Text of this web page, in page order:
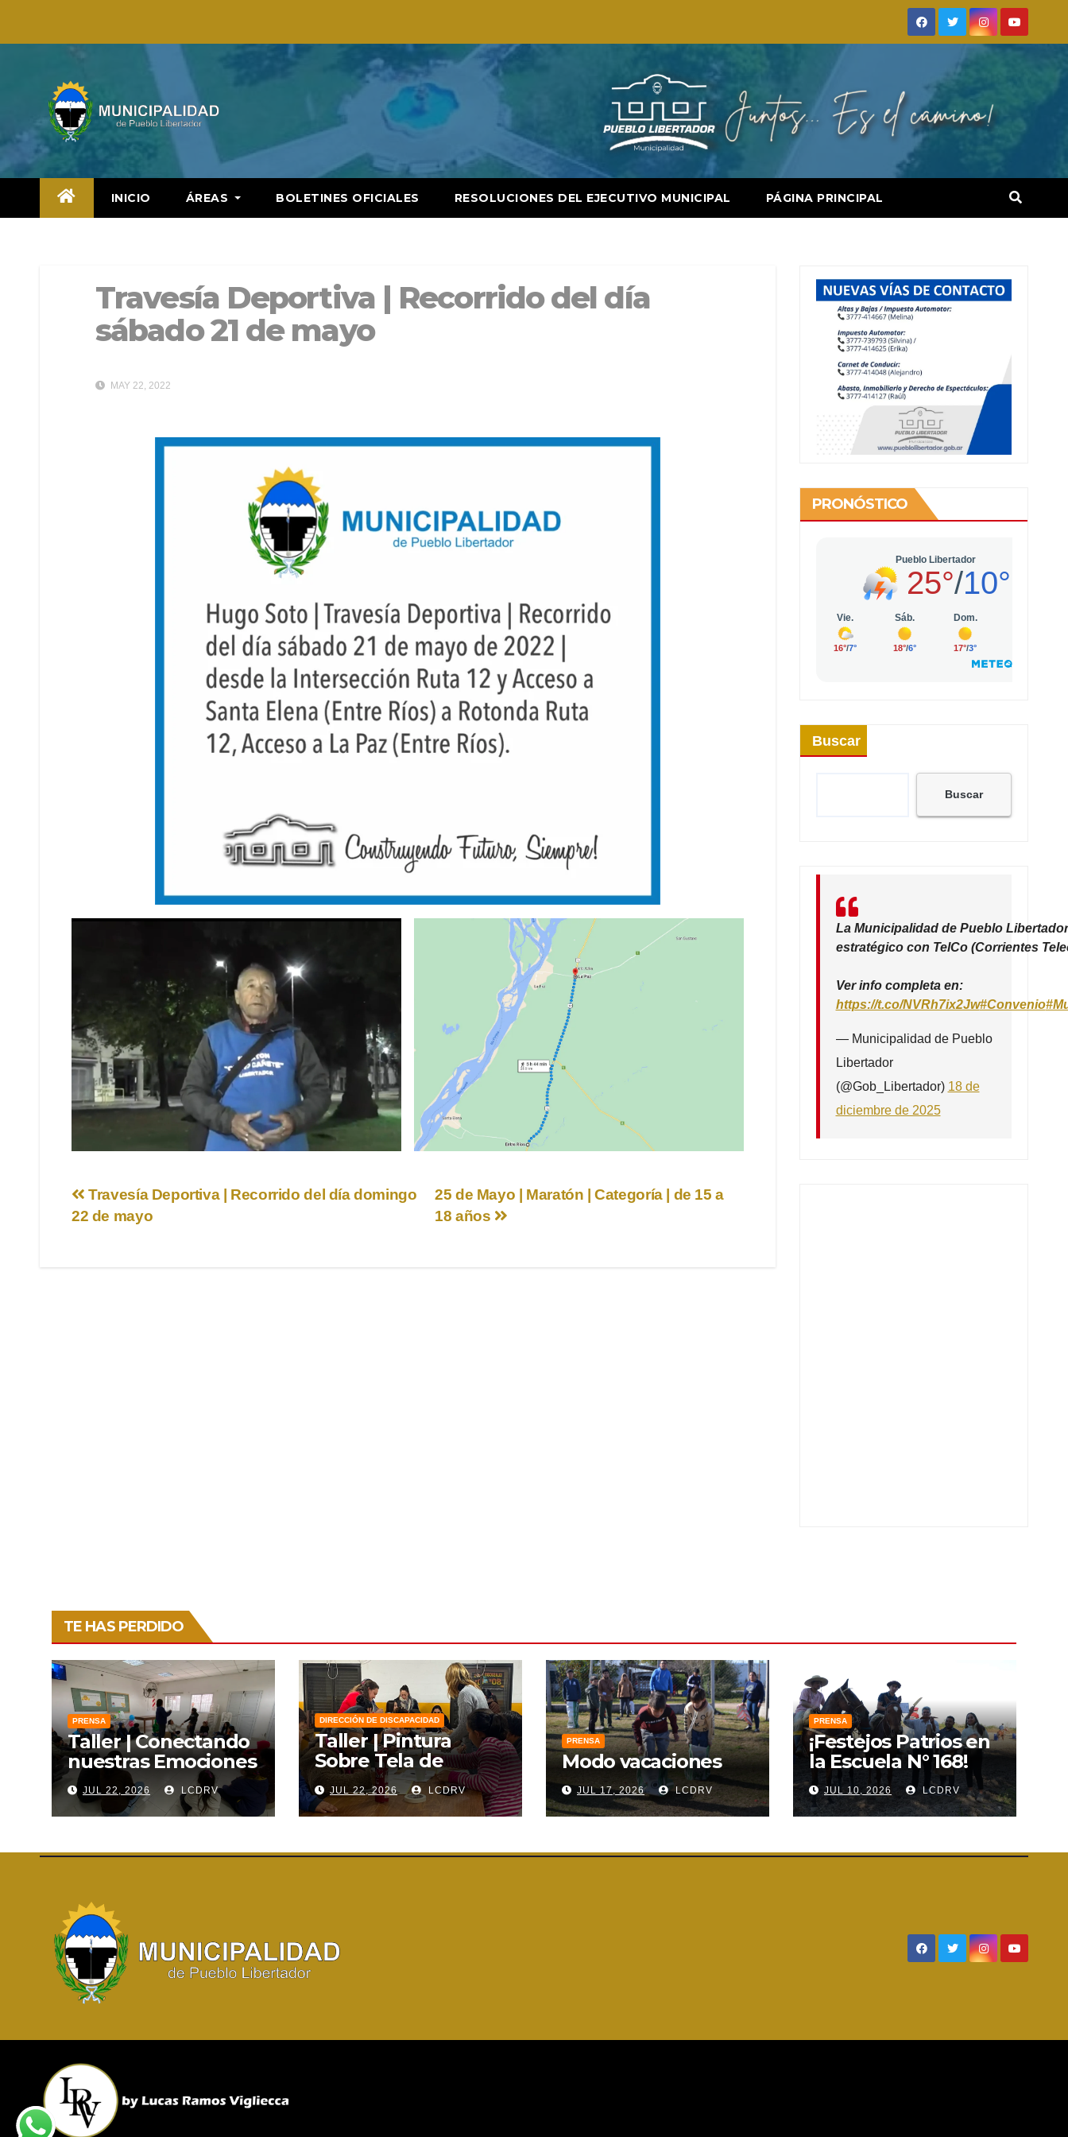
INICIO ÁREAS BOLETINES OFICIALES RESOLUCIONES DEL EJECUTIVO MUNICIPAL PÁGINA PRINCIPAL
Travesía Deportiva | Recorrido del día
sábado 21 de mayo
MAY 22, 2022
Navegación
25 de Mayo | Maratón | Categoría | de 15 a
18 años
Travesía Deportiva | Recorrido del día domingo
22 de mayo
PRONÓSTICO
Buscar
Buscar
La Municipalidad de Pueblo
estratégico con TelCo (Corrientes
Ver info completa en:
https://t.co/NVRh7ix2Jw#Convenio
— Municipalidad de Pueblo
Libertador
(@Gob_Libertador) 18 de
diciembre de 2025
TE HAS PERDIDO
PRENSA
Taller | Conectando
nuestras Emociones
JUL 22, 2026 LCDRV
DIRECCIÓN DE DISCAPACIDAD
Taller | Pintura
Sobre Tela de
Lienzo
JUL 22, 2026 LCDRV
PRENSA
Modo vacaciones
JUL 17, 2026 LCDRV
PRENSA
¡Festejos Patrios en
la Escuela N° 168!
JUL 10, 2026 LCDRV